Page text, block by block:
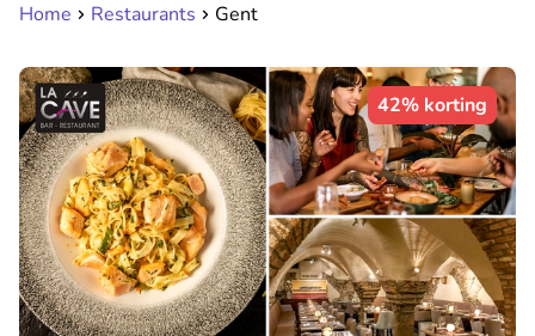
Home Restaurants Gent
42% korting